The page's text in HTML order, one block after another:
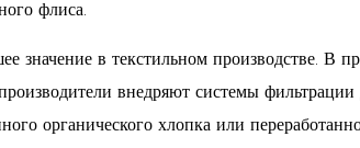
флиса.
значение в текстильном производстве. В
внедряют системы
органического хлопка или